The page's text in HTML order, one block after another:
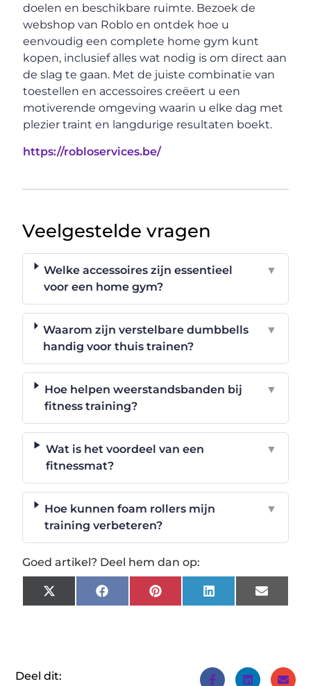
doelen en beschikbare ruimte. Bezoek de
webshop van Roblo en ontdek hoe u
eenvoudig een complete home gym kunt
kopen, inclusief alles wat nodig is om direct aan
de slag te gaan. Met de juiste combinatie van
toestellen en accessoires creëert u een
motiverende omgeving waarin u elke dag met
plezier traint en langdurige resultaten boekt.
https://robloservices.be/
Veelgestelde vragen
Welke accessoires zijn essentieel
voor een home gym?
▼
Waarom zijn verstelbare dumbbells
handig voor thuis trainen?
▼
Hoe helpen weerstandsbanden bij
fitness training?
▼
Wat is het voordeel van een
fitnessmat?
▼
Hoe kunnen foam rollers mijn
training verbeteren?
▼
Goed artikel? Deel hem dan op:
X
(Twitter)
FacebookPinterestLinkedInEmail
Deel dit: